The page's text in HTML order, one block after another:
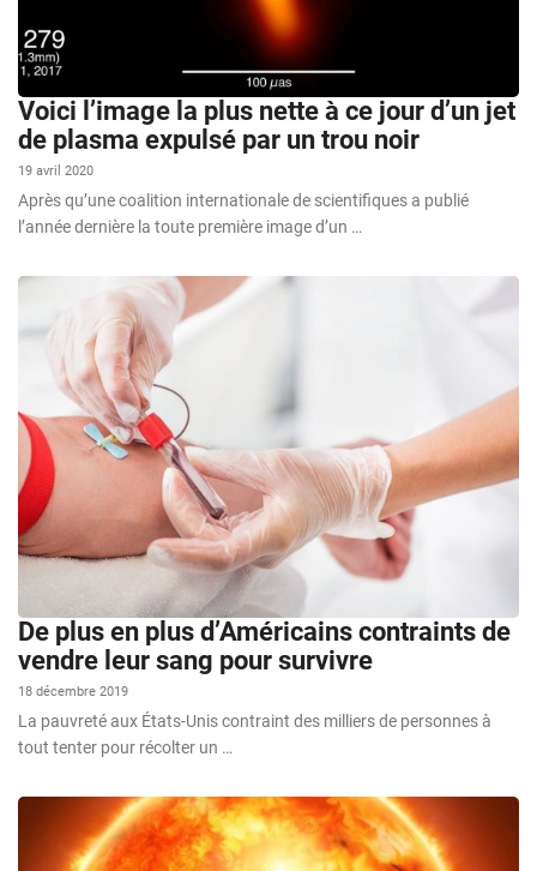
Voici l’image la plus nette à ce jour d’un jet
de plasma expulsé par un trou noir
19 avril 2020
Après qu’une coalition internationale de scientifiques a publié
l’année dernière la toute première image d’un …
De plus en plus d’Américains contraints de
vendre leur sang pour survivre
18 décembre 2019
La pauvreté aux États-Unis contraint des milliers de personnes à
tout tenter pour récolter un …